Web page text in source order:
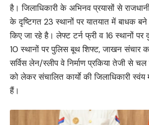
है। जिलाधिकारी के अभिनव प्रयासों से
के दृष्टिगत 23 स्थानों पर यातयात में बाधक बने
किए जा रहे है। लेफ्ट टर्न फ्री व 16 स्थानों पर
10 स्थानों पर पुलिस बूथ शिफ्ट, जाखन संचार
सर्विस लेन/स्लीप वे निर्माण प्रकिया तेजी से
को लेकर संचालित कार्याे की जिलाधिकारी स्वंय
हैं।